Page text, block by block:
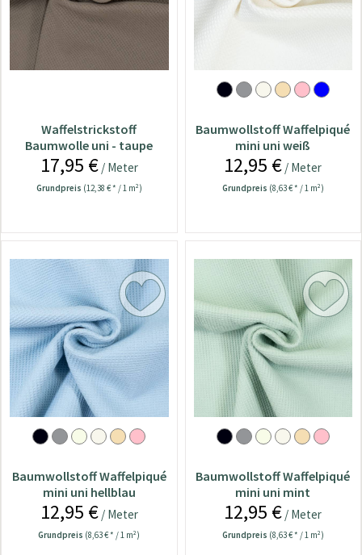
Waffelstrickstoff
Baumwolle uni - taupe
17,95 €/ Meter
Grundpreis (12,38 € * / 1 m²)
Baumwollstoff Waffelpiqué
mini uni weiß
12,95 € / Meter
Grundpreis (8,63 € * / 1 m²)
Baumwollstoff Waffelpiqué
mini uni hellblau
12,95 €/ Meter
Grundpreis (8,63 € * / 1 m²)
Baumwollstoff Waffelpiqué
mini uni mint
12,95 € / Meter
Grundpreis (8,63 € * / 1 m²)